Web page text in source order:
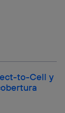
to-Cell y